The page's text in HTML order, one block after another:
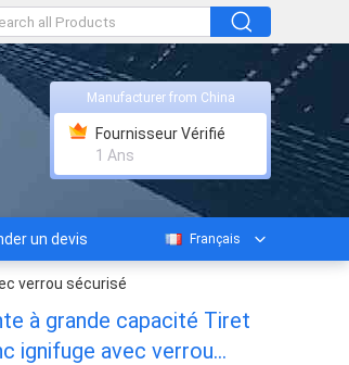
Manufacturer from China
Fournisseur Vérifié
1 Ans
un devis Français
verrou sécurisé
à grande capacité Tiret
ignifuge avec verrou